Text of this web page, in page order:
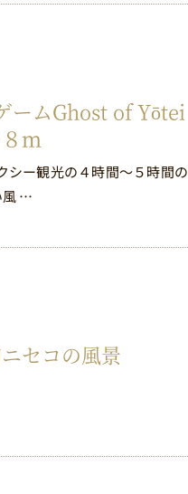
ームGhost of Yōtei
ｍ
シー観光の４時間～５時間の
風 …
セコの風景